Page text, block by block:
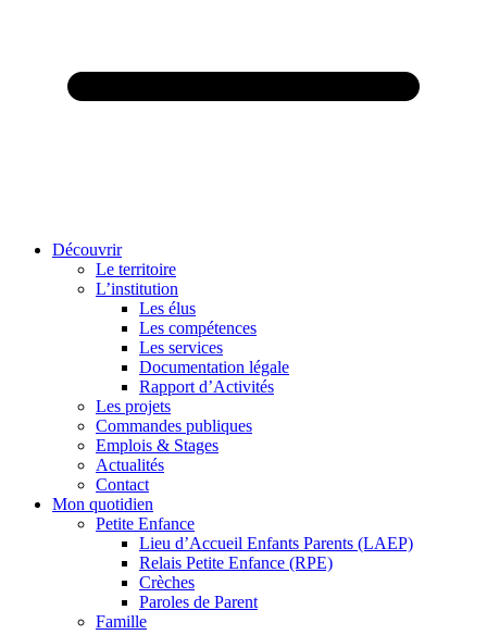
Découvrir
Le territoire
L’institution
Les élus
Les compétences
Les services
Documentation légale
Rapport d’Activités
Les projets
Commandes publiques
Emplois & Stages
Actualités
Contact
Mon quotidien
Petite Enfance
Lieu d’Accueil Enfants Parents (LAEP)
Relais Petite Enfance (RPE)
Crèches
Paroles de Parent
Famille